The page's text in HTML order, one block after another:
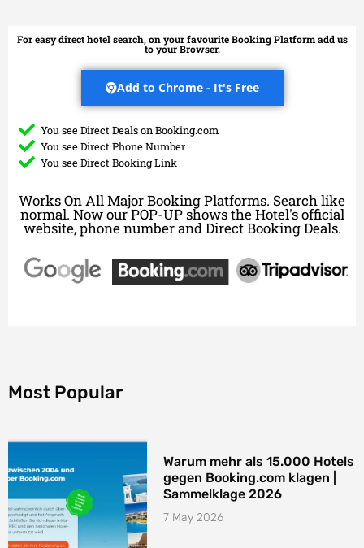
For easy direct hotel search, on your favourite Booking Platform add us
to your Browser.
Add to Chrome - It's Free
You see Direct Deals on Booking.com
You see Direct Phone Number
You see Direct Booking Link
Works On All Major Booking Platforms. Search like
normal. Now our POP-UP shows the Hotel's official
website, phone number and Direct Booking Deals.
Most Popular
Warum mehr als 15.000 Hotels
gegen Booking.com klagen |
Sammelklage 2026
7 May 2026